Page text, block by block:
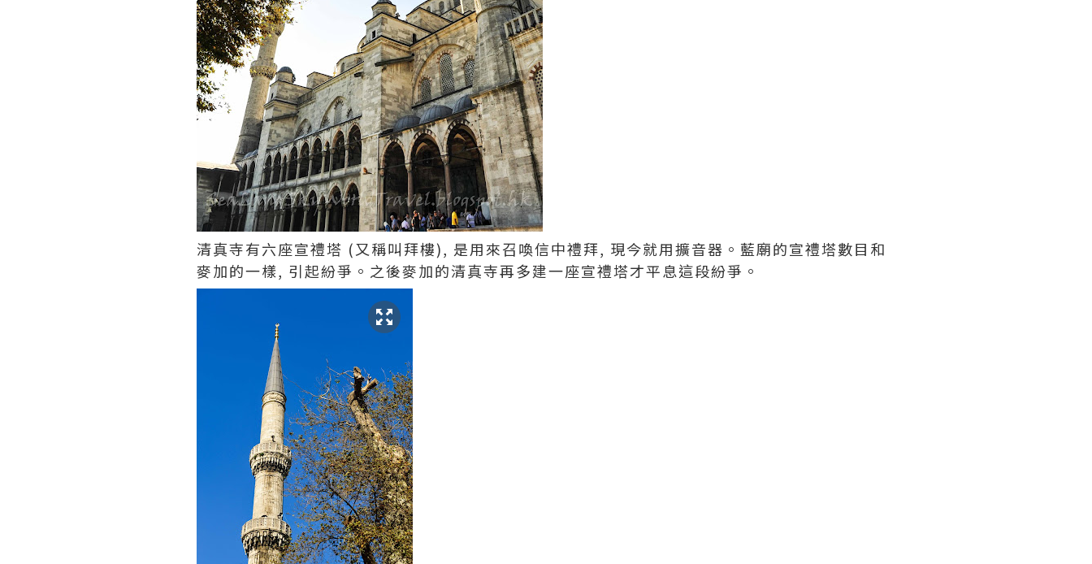
清真寺有六座宣禮塔 (又稱叫拜樓), 是用來召喚信中禮拜, 現今就用擴音器。藍廟的宣禮塔數目和
麥加的一樣, 引起紛爭。之後麥加的清真寺再多建一座宣禮塔才平息這段紛爭。